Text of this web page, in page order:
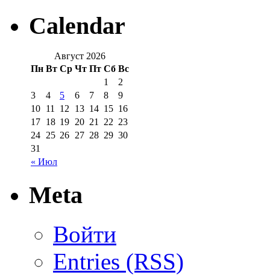
Calendar
Август 2026
Пн Вт Ср Чт Пт Сб Вс
« Июл
1
2
3
4 5 6 7 8
9
10 11 12 13 14 15 16
17 18 19 20 21 22 23
24 25 26 27 28 29 30
31
Meta
Войти
Entries (RSS)